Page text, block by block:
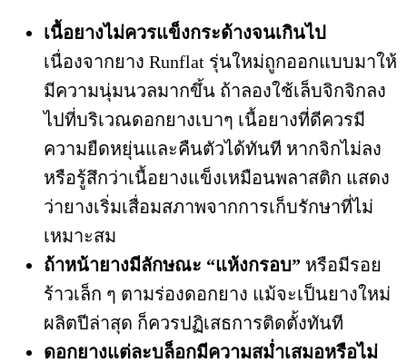
เนื้อยางไม่ควรแข็งกระด้างจนเกินไป
เนื่องจากยาง Runflat รุ่นใหม่ถูกออกแบบมาให้
มีความนุ่มนวลมากขึ้น ถ้าลองใช้เล็บจิกจิกลง
ไปที่บริเวณดอกยางเบาๆ เนื้อยางที่ดีควรมี
ความยืดหยุ่นและคืนตัวได้ทันที หากจิกไม่ลง
หรือรู้สึกว่าเนื้อยางแข็งเหมือนพลาสติก แสดง
ว่ายางเริ่มเสื่อมสภาพจากการเก็บรักษาที่ไม่
เหมาะสม
ถ้าหน้ายางมีลักษณะ “แห้งกรอบ” หรือมีรอย
ร้าวเล็ก ๆ ตามร่องดอกยาง แม้จะเป็นยางใหม่
ผลิตปีล่าสุด ก็ควรปฏิเสธการติดตั้งทันที
ดอกยางแต่ละบล็อกมีความสม่ำเสมอหรือไม่